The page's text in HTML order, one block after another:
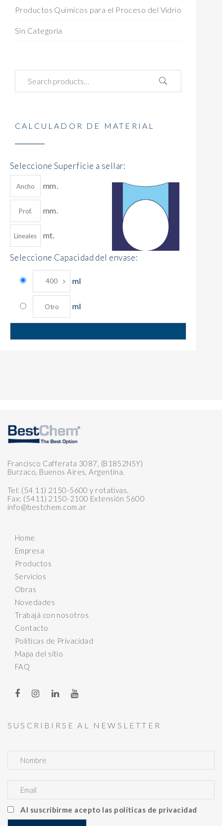
Productos Químicos para el Proceso del Vidrio
Sin Categoría
CALCULADOR DE MATERIAL
Seleccione Superficie a sellar:
mm.
mm.
mt.
Seleccione Capacidad del envase:
ml
ml
Francisco Cafferata 3087, (B1852NSY)
Burzaco, Buenos Aires, Argentina.
Tel: (54 11) 2150-5600 y rotativas.
Fax: (5411) 2150-2100 Extensión 5600
info@bestchem.com.ar
Home
Empresa
Productos
Servicios
Obras
Novedades
Trabajá con nosotros
Contacto
Políticas de Privacidad
Mapa del sitio
FAQ
SUSCRIBIRSE AL NEWSLETTER
Al suscribirme acepto las políticas de privacidad